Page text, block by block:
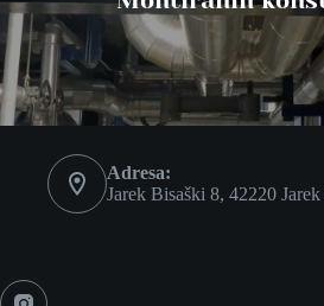
Adresa:
Jarek Bisaški 8, 42220